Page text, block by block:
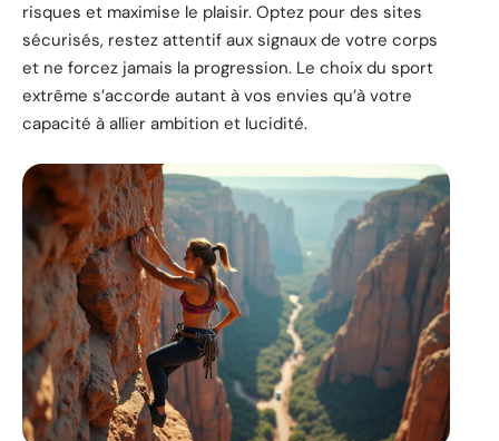
risques et maximise le plaisir. Optez pour des sites
sécurisés, restez attentif aux signaux de votre corps
et ne forcez jamais la progression. Le choix du sport
extrême s’accorde autant à vos envies qu’à votre
capacité à allier ambition et lucidité.